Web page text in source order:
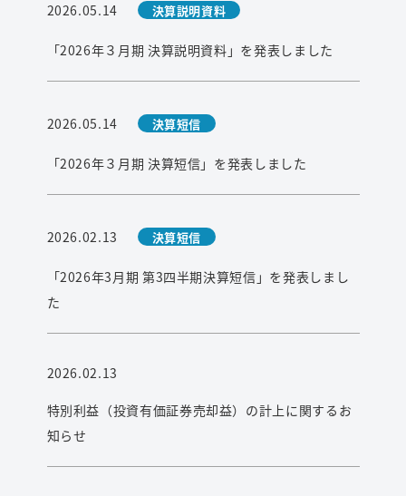
検索
2026.05.14 決算説明資料
「2026年３月期 決算説明資料」を発表しました
2026.05.14 決算短信
「2026年３月期 決算短信」を発表しました
2026.02.13 決算短信
「2026年3月期 第3四半期決算短信」を発表しまし
た
2026.02.13
特別利益（投資有価証券売却益）の計上に関するお
知らせ